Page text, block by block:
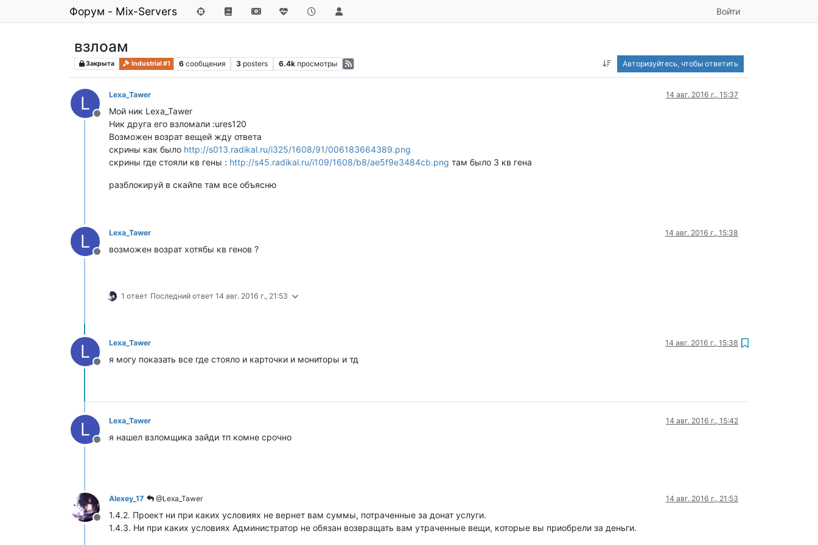
Форум - Mix-Servers Войти
взлоам
Закрыта Industrial #1 6 сообщения 3 posters 6.4k просмотры Авторизуйтесь, чтобы ответить
L
Не в сети
Lexa_Tawer 14 авг. 2016 г., 15:37
Мой ник Lexa_Tawer
Ник друга его взломали :ures120
Возможен возрат вещей жду ответа
скрины как было http://s013.radikal.ru/i325/1608/91/006183664389.png
cкрины где стояли кв гены : http://s45.radikal.ru/i109/1608/b8/ae5f9e3484cb.png там было 3 кв гена
разблокируй в скайпе там все объясню
L
Не в сети
Lexa_Tawer 14 авг. 2016 г., 15:38
возможен возрат хотябы кв генов ?
1 ответ Последний ответ 14 авг. 2016 г., 21:53
L
Не в сети
Lexa_Tawer 14 авг. 2016 г., 15:38
я могу показать все где стояло и карточки и мониторы и тд
L
Не в сети
Lexa_Tawer 14 авг. 2016 г., 15:42
я нашел взломщика зайди тп комне срочно
Не в сети
Alexey_17 @Lexa_Tawer 14 авг. 2016 г., 21:53
1.4.2. Проект ни при каких условиях не вернет вам суммы, потраченные за донат услуги.
1.4.3. Ни при каких условиях Администратор не обязан возвращать вам утраченные вещи, которые вы приобрели за деньги.